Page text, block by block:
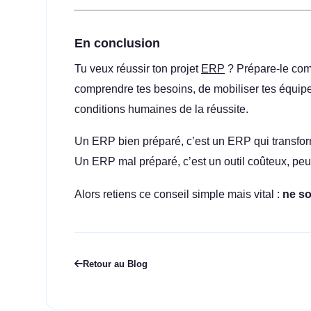
En conclusion
Tu veux réussir ton projet ERP ? Prépare-le
comprendre tes besoins, de mobiliser tes
conditions humaines de la réussite.
Un ERP bien préparé, c’est un ERP qui
Un ERP mal préparé, c’est un outil coûteux,
Alors retiens ce conseil simple mais vital : ne
Retour au Blog